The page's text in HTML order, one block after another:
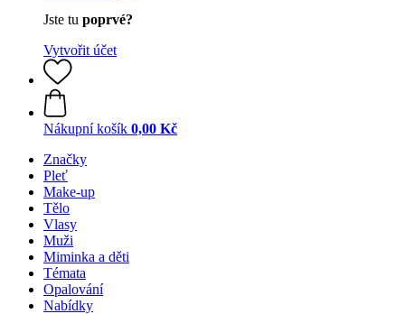
Jste tu poprvé?
Vytvořit účet
Nákupní košík 0,00 Kč
Značky
Pleť
Make-up
Tělo
Vlasy
Muži
Miminka a děti
Témata
Opalování
Nabídky